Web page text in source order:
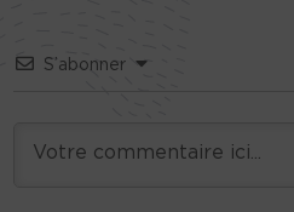
S’abonner